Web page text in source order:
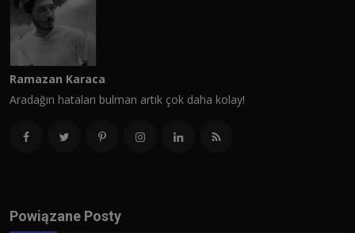
Ramazan Karaca
Aradağın hataları bulman artık çok daha kolay!
Powiązane Posty